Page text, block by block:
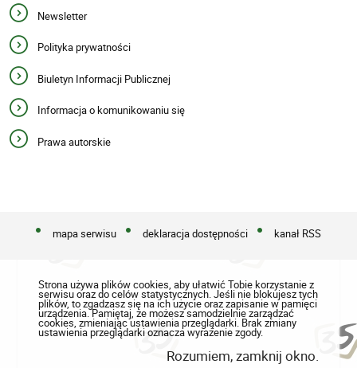
Newsletter
Polityka prywatności
Biuletyn Informacji Publicznej
Informacja o komunikowaniu się
Prawa autorskie
mapa serwisu deklaracja dostępności kanał RSS
Strona używa plików cookies, aby ułatwić Tobie korzystanie z
serwisu oraz do celów statystycznych. Jeśli nie blokujesz tych
plików, to zgadzasz się na ich użycie oraz zapisanie w pamięci
urządzenia. Pamiętaj, że możesz samodzielnie zarządzać
cookies, zmieniając ustawienia przeglądarki. Brak zmiany
ustawienia przeglądarki oznacza wyrażenie zgody.
Rozumiem, zamknij okno.